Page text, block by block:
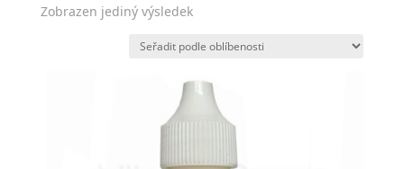
Zobrazen jediný výsledek